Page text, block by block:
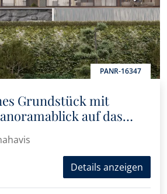
PANR-16347
Grundstück mit
auf das
Mayor, Benahavís
Details anzeigen